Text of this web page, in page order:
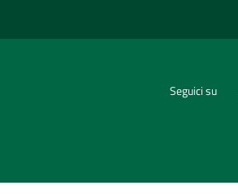
Seguici su